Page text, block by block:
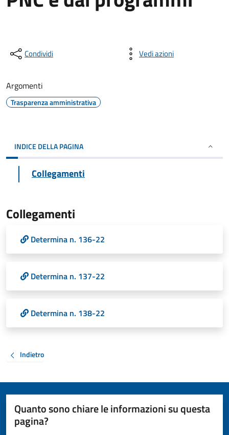
Condividi Vedi azioni
Argomenti
Trasparenza amministrativa
INDICE DELLA PAGINA
Collegamenti
Collegamenti
Determina n. 136-22
Determina n. 137-22
Determina n. 138-22
Indietro
Quanto sono chiare le informazioni su questa
pagina?